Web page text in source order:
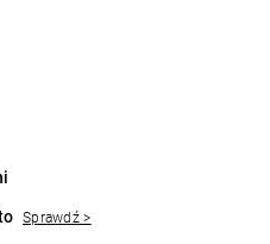
Sprawdź >